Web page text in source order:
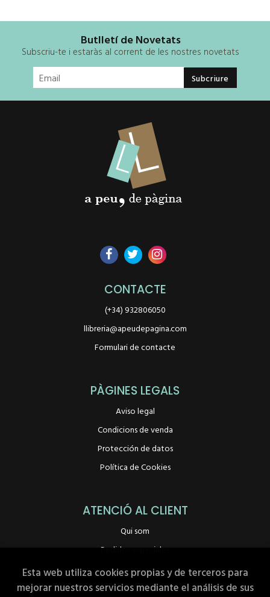
Butlletí de Novetats
Subscriu-te i estaràs al corrent de les nostres novetats
CONTACTE
(+34) 932806050
llibreria@apeudepagina.com
Formulari de contacte
PÀGINES LEGALS
Aviso legal
Condicions de venda
Protección de datos
Política de Cookies
ATENCIÓ AL CLIENT
Qui som
Pedidos especiales
Esta web utiliza cookies propias y de terceros para
mejorar nuestros servicios mediante el análisis de sus